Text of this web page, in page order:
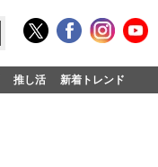
推し活 新着トレンド